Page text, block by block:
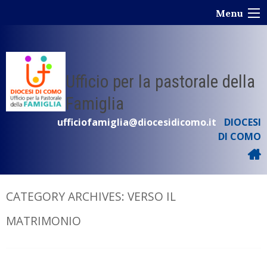
Menu
Ufficio per la pastorale della
Famiglia
ufficiofamiglia@diocesidicomo.it
DIOCESI
DI COMO
CATEGORY ARCHIVES: VERSO IL
MATRIMONIO